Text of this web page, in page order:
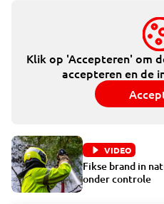
Klik op 'Accepteren' om
accepteren en de
VIDEO
Fikse brand in
onder controle